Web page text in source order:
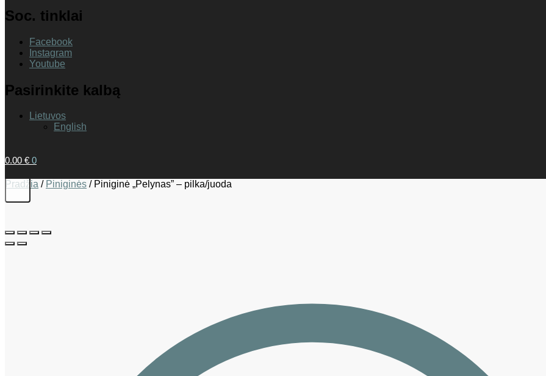
Soc. tinklai
Facebook
Instagram
Youtube
Pasirinkite kalbą
Lietuvos
English
0.00 € 0
Pradžia / Piniginės / Piniginė „Pelynas” – pilka/juoda